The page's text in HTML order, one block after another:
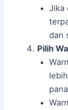
Jika
dan
Pilih